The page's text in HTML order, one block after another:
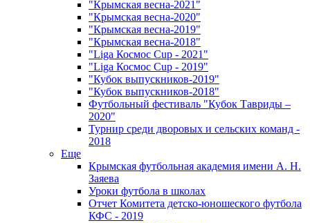
"Крымская весна-2021"
"Крымская весна-2020"
"Крымская весна-2019"
"Крымская весна-2018"
"Liga Космос Cup - 2021"
"Liga Космос Cup - 2019"
"Кубок выпускников-2019"
"Кубок выпускников-2018"
Футбольный фестиваль "Кубок Тавриды –
2020"
Турнир среди дворовых и сельских команд -
2018
Еще
Крымская футбольная академия имени А. Н.
Заяева
Уроки футбола в школах
Отчет Комитета детско-юношеского футбола
КФС - 2019